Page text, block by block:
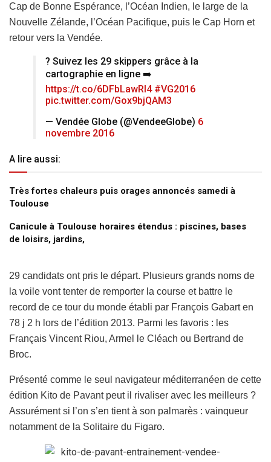
Cap de Bonne Espérance, l’Océan Indien, le large de la
Nouvelle Zélande, l’Océan Pacifique, puis le Cap Horn et
retour vers la Vendée.
? Suivez les 29 skippers grâce à la
cartographie en ligne ➡️
https://t.co/6DFbLawRl4 #VG2016
pic.twitter.com/Gox9bjQAM3
— Vendée Globe (@VendeeGlobe) 6
novembre 2016
A lire aussi:
Très fortes chaleurs puis orages annoncés samedi à
Toulouse
Canicule à Toulouse horaires étendus : piscines, bases
de loisirs, jardins,
29 candidats ont pris le départ. Plusieurs grands noms de
la voile vont tenter de remporter la course et battre le
record de ce tour du monde établi par François Gabart en
78 j 2 h lors de l’édition 2013. Parmi les favoris : les
Français Vincent Riou, Armel le Cléach ou Bertrand de
Broc.
Présenté comme le seul navigateur méditerranéen de cette
édition Kito de Pavant peut il rivaliser avec les meilleurs ?
Assurément si l’on s’en tient à son palmarès : vainqueur
notamment de la Solitaire du Figaro.